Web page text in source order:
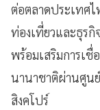
ต่อตลาดประเทศ
ท่องเที่ยวและธุรกิ
พร้อมเสริมการเ
นานาชาติผ่านศูน
สิงคโปร์